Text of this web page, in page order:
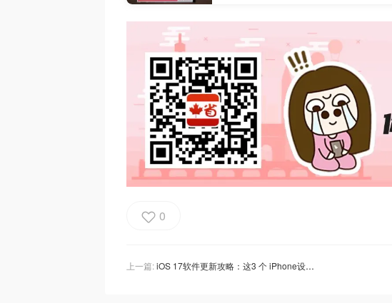
0
上一篇:iOS 17软件更新攻略：这3 个 iPhone设置需要尽快设置更改！